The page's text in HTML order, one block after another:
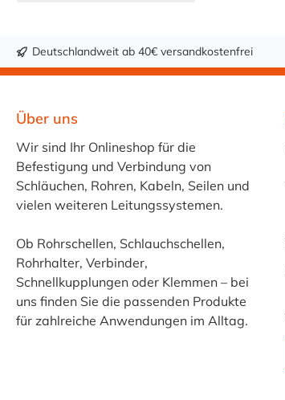
Deutschlandweit ab 40€ versandkostenfrei
Über uns
Wir sind Ihr Onlineshop für die
Befestigung und Verbindung von
Schläuchen, Rohren, Kabeln, Seilen und
vielen weiteren Leitungssystemen.
Ob Rohrschellen, Schlauchschellen,
Rohrhalter, Verbinder,
Schnellkupplungen oder Klemmen – bei
uns finden Sie die passenden Produkte
für zahlreiche Anwendungen im Alltag.